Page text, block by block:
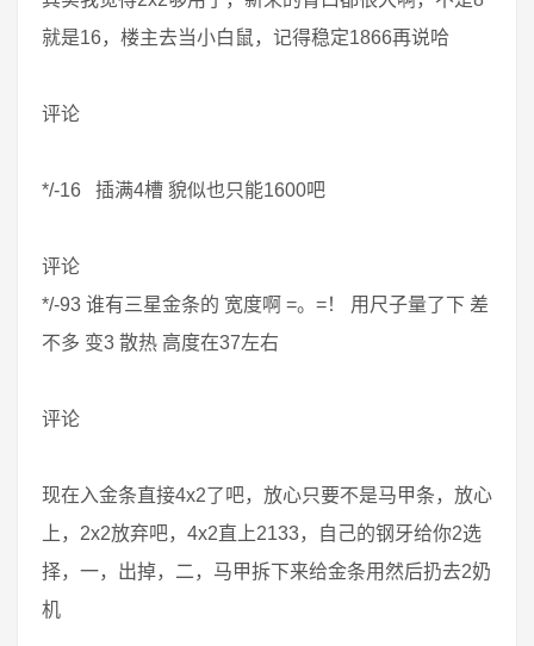
就是16，楼主去当小白鼠，记得稳定1866再说哈
评论
*/-16 插满4槽 貌似也只能1600吧
评论
*/-93 谁有三星金条的 宽度啊 =。=！ 用尺子量了下 差
不多 变3 散热 高度在37左右
评论
现在入金条直接4x2了吧，放心只要不是马甲条，放心
上，2x2放弃吧，4x2直上2133，自己的钢牙给你2选
择，一，出掉，二，马甲拆下来给金条用然后扔去2奶
机